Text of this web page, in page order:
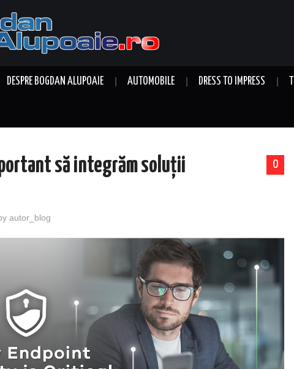
DESPRE BOGDAN ALUPOAIE AUTOMOBILE DRESS TO IMPRESS
0
să integrăm soluții
autor_blog